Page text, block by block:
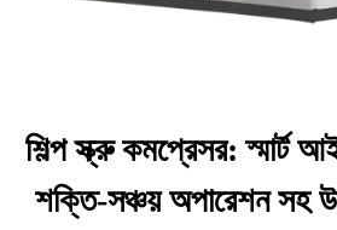
শিল্প স্ক্রু কমপ্রেসর: স্মার্ট
শক্তি-সঞ্চয় অপারেশন সহ